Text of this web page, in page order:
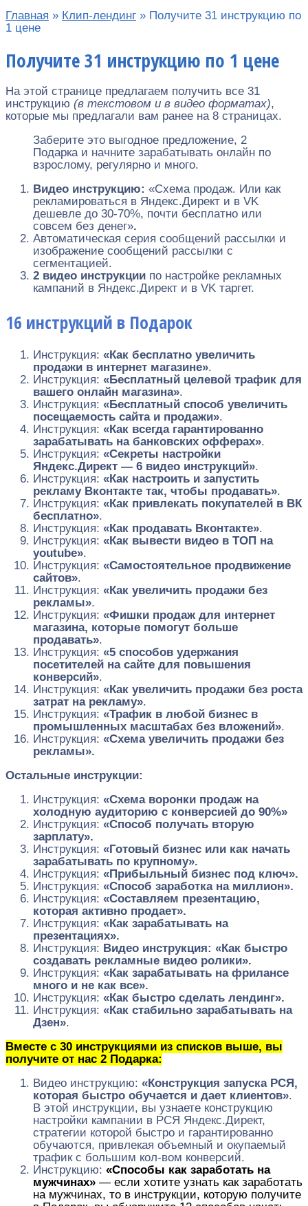
Главная » Клип-лендинг » Получите 31 инструкцию по
1 цене
Получите 31 инструкцию по 1 цене
На этой странице предлагаем получить все 31
инструкцию (в текстовом и в видео форматах),
которые мы предлагали вам ранее на 8 страницах.
Заберите это выгодное предложение, 2
Подарка и начните зарабатывать онлайн по
взрослому, регулярно и много.
Видео инструкцию: «Схема продаж. Или как
рекламироваться в Яндекс.Директ и в VK
дешевле до 30-70%, почти бесплатно или
совсем без денег».
Автоматическая серия сообщений рассылки и
изображение сообщений рассылки с
сегментацией.
2 видео инструкции по настройке рекламных
кампаний в Яндекс.Директ и в VK таргет.
16 инструкций в Подарок
Инструкция: «Как бесплатно увеличить
продажи в интернет магазине».
Инструкция: «Бесплатный целевой трафик для
вашего онлайн магазина».
Инструкция: «Бесплатный способ увеличить
посещаемость сайта и продажи».
Инструкция: «Как всегда гарантированно
зарабатывать на банковских офферах».
Инструкция: «Секреты настройки
Яндекс.Директ — 6 видео инструкций».
Инструкция: «Как настроить и запустить
рекламу Вконтакте так, чтобы продавать».
Инструкция: «Как привлекать покупателей в ВК
бесплатно».
Инструкция: «Как продавать Вконтакте».
Инструкция: «Как вывести видео в ТОП на
youtube».
Инструкция: «Самостоятельное продвижение
сайтов».
Инструкция: «Как увеличить продажи без
рекламы».
Инструкция: «Фишки продаж для интернет
магазина, которые помогут больше
продавать».
Инструкция: «5 способов удержания
посетителей на сайте для повышения
конверсий».
Инструкция: «Как увеличить продажи без роста
затрат на рекламу».
Инструкция: «Трафик в любой бизнес в
промышленных масштабах без вложений».
Инструкция: «Схема увеличить продажи без
рекламы».
Остальные инструкции:
Инструкция: «Схема воронки продаж на
холодную аудиторию с конверсией до 90%»
Инструкция: «Способ получать вторую
зарплату».
Инструкция: «Готовый бизнес или как начать
зарабатывать по крупному».
Инструкция: «Прибыльный бизнес под ключ».
Инструкция: «Способ заработка на миллион».
Инструкция: «Составляем презентацию,
которая активно продает».
Инструкция: «Как зарабатывать на
презентациях».
Инструкция: Видео инструкция: «Как быстро
создавать рекламные видео ролики».
Инструкция: «Как зарабатывать на фрилансе
много и не как все».
Инструкция: «Как быстро сделать лендинг».
Инструкция: «Как стабильно зарабатывать на
Дзен».
Вместе с 30 инструкциями из списков выше, вы
получите от нас 2 Подарка:
Видео инструкцию: «Конструкция запуска РСЯ,
которая быстро обучается и дает клиентов».
В этой инструкции, вы узнаете конструкцию
настройки кампании в РСЯ Яндекс.Директ,
стратегии которой быстро и гарантированно
обучаются, привлекая объемный и окупаемый
трафик с большим кол-вом конверсий.
Инструкцию: «Способы как заработать на
мужчинах» — если хотите узнать как заработать
на мужчинах, то в инструкции, которую получите